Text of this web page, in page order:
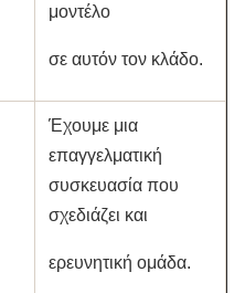
μοντέλο
σε αυτόν τον κλάδο.
Έχουμε μια
επαγγελματική
συσκευασία που
σχεδιάζει και
ερευνητική ομάδα.